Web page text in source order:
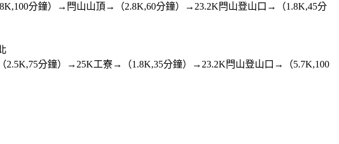
分鐘）→閂山山頂→（2.8K,60分鐘）→23.2K閂山登山口→（1.8K,45分
分鐘）→25K工寮→（1.8K,35分鐘）→23.2K閂山登山口→（5.7K,100